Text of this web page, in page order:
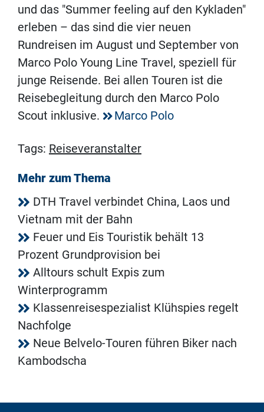
und das "Summer feeling auf den Kykladen"
erleben – das sind die vier neuen
Rundreisen im August und September von
Marco Polo Young Line Travel, speziell für
junge Reisende. Bei allen Touren ist die
Reisebegleitung durch den Marco Polo
Scout inklusive.
Marco Polo
Tags: Reiseveranstalter
Mehr zum Thema
DTH Travel verbindet China, Laos und
Vietnam mit der Bahn
Feuer und Eis Touristik behält 13
Prozent Grundprovision bei
Alltours schult Expis zum
Winterprogramm
Klassenreisespezialist Klühspies regelt
Nachfolge
Neue Belvelo-Touren führen Biker nach
Kambodscha